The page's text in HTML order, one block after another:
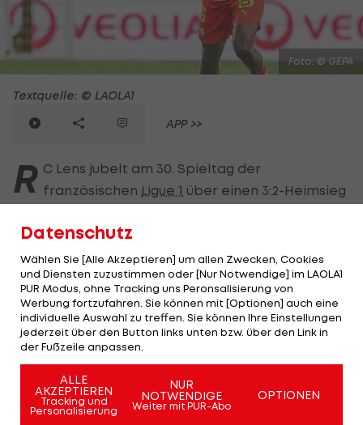
Foto: © GEPA
Textquelle: © LAOLA1
APP >>
R C Lens jubelt am 30. Spieltag der
französischen Ligue 1 über einen 3:2-Heimsieg
zweimonatiger Verletzungspause sein Comeback.
Der ÖFB-Verteidiger sitzt zunächst noch auf der
Bank und verfolgt von dort den Blitzstart der
Gäste. Casseres (6.) und Koumbassa (13.) stellen
früh auf 2:0. Dann schwächt sich Toulouse jedoch
selbst. Gboho fliegt mit Rot vom Platz (17.).
In der zweiten Hälfte startet Lens das Comeback.
Abdulhamid (61.) und Kapitän Thomasson (67.)
Datenschutz
Wählen Sie [Alle Akzeptieren] um allen Zwecken, Cookies
und Diensten zuzustimmen oder [Nur Notwendige] im LAOLA1
PUR Modus, ohne Tracking uns Peronsalisierung von
Werbung fortzufahren. Sie können mit [Optionen] auch eine
individuelle Auswahl zu treffen. Sie können Ihre Einstellungen
jederzeit über den Button links unten bzw. über den Link in
der Fußzeile anpassen.
ALLE
AKZEPTIEREN
Tracking und
Personalisierung
NUR
NOTWENDIGE
Weiter mit PUR-Abo
OPTIONEN